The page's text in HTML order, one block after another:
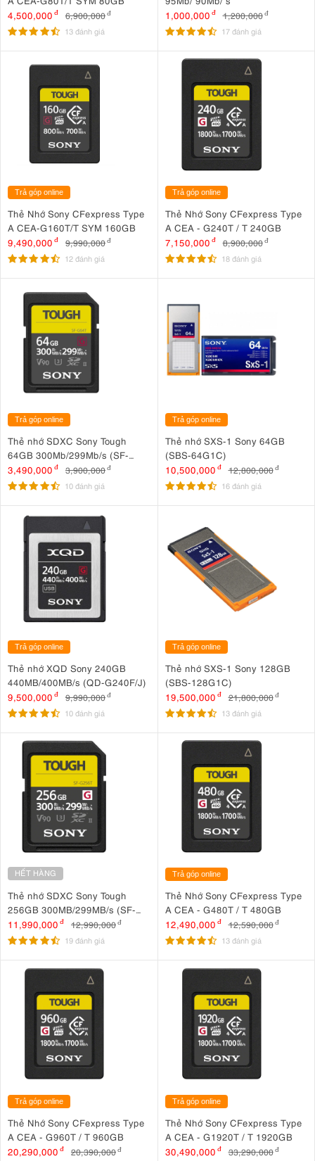
4,500,000 đ 6,900,000đ
13 đánh giá
1,000,000 đ 1,200,000 đ
17 đánh giá
Trả góp online
Thẻ Nhớ Sony CFexpress Type
A CEA-G160T/T SYM 160GB
9,490,000 đ 9,990,000đ
12 đánh giá
Trả góp online
Thẻ Nhớ Sony CFexpress Type
A CEA - G240T / T 240GB
7,150,000 đ 8,900,000 đ
18 đánh giá
Trả góp online
Thẻ nhớ SDXC Sony Tough
64GB 300Mb/299Mb/s (SF-
G64T/T1)
3,490,000 đ 3,900,000đ
10 đánh giá
Trả góp online
Thẻ nhớ SXS-1 Sony 64GB
(SBS-64G1C)
10,500,000 đ 12,800,000 đ
16 đánh giá
Trả góp online
Thẻ nhớ XQD Sony 240GB
440MB/400MB/s (QD-G240F/J)
9,500,000 đ 9,990,000đ
10 đánh giá
Trả góp online
Thẻ nhớ SXS-1 Sony 128GB
(SBS-128G1C)
19,500,000 đ 21,800,000 đ
13 đánh giá
HẾT HÀNG
Thẻ nhớ SDXC Sony Tough
256GB 300MB/299MB/s (SF-
G256T/T1)
11,990,000 đ 12,990,000đ
19 đánh giá
Trả góp online
Thẻ Nhớ Sony CFexpress Type
A CEA - G480T / T 480GB
12,490,000 đ 12,590,000 đ
13 đánh giá
Trả góp online
Thẻ Nhớ Sony CFexpress Type
A CEA - G960T / T 960GB
20,290,000 đ 20,390,000đ
Trả góp online
Thẻ Nhớ Sony CFexpress Type
A CEA - G1920T / T 1920GB
30,490,000 đ 33,290,000 đ